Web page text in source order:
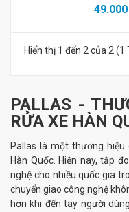
49.000
Hiển thị 1 đến 2 của 2 (1
PALLAS -
RỬA XE HÀN
Pallas là một thương
Hàn Quốc. Hiện nay, tập
nghệ cho nhiều quốc gia
chuyển giao công nghệ
hơn khi đến tay người